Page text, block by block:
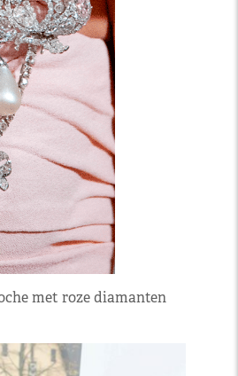
met roze diamanten